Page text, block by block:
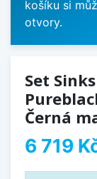
košíku si
otvory.
Set
Černá
6 719